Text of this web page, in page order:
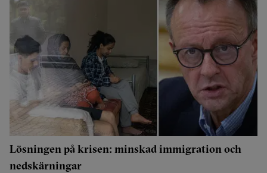
Lösningen på krisen: minskad immigration och
nedskärningar